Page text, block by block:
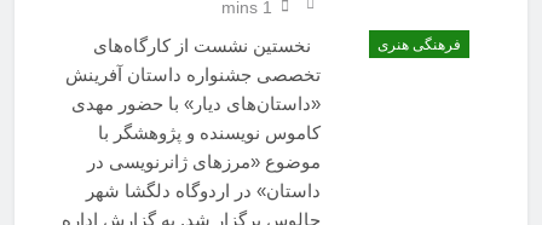
فرهنگی هنری
1 mins
نخستین نشست از کارگاه‌های
تخصصی جشنواره داستان آفرینش
«داستان‌های دیار» با حضور مهدی
کاموس نویسنده و پژوهشگر با
موضوع «مرزهای ژانرنویسی در
داستان» در اردوگاه دلگشا شهر
چالوس برگزار شد. به گزارش اداره